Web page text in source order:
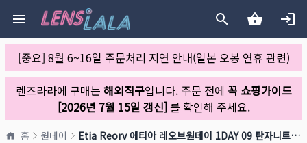
[중요] 8월 6~16일 주문처리 지연 안내(일본 오봉 연휴 관련)
렌즈라라에 구매는 해외직구입니다. 주문 전에 꼭 쇼핑가이드
[2026년 7월 15일 갱신]를 확인해 주세요.
홈 원데이 Etia Reorv 에티아 레오브원데이 1DAY 09 탄자니트(1박스 10개들이)